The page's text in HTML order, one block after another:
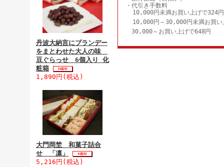
丹波大納言にブランデー
をまとわせた大人の味
豆ぐらっせ 6個入り 化
粧箱
1,890円(税込)
大門岡埜 和菓子詰合
せ 「凛」
5,216円(税込)
・代引き手数料
10,000円未満お買い上げで324円
10,000円～30,000円未満お買い
30,000～お買い上げで648円